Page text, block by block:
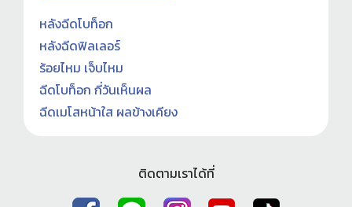
หลังฉีดโบท็อก
หลังฉีดฟิลเลอร์
ร้อยไหม เจ็บไหม
ฉีดโบท็อก กี่วันเห็นผล
ฉีดเมโสหน้าใส ผลข้างเคียง
ติดตามเราได้ที่